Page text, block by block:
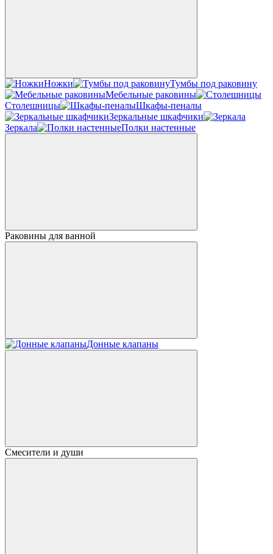
Ножки
Тумбы под раковину
Мебельные раковины
Столешницы
Шкафы-пеналы
Зеркальные шкафчики
Зеркала
Полки настенные
Раковины для ванной
Донные клапаны
Смесители и души